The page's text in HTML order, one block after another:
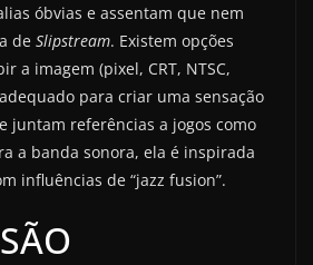
óbvias e assentam que nem
de Slipstream. Existem opções
a imagem (pixel, CRT, NTSC,
para criar uma sensação
juntam referências a jogos como
a banda sonora, ela é inspirada
influências de “jazz fusion”.